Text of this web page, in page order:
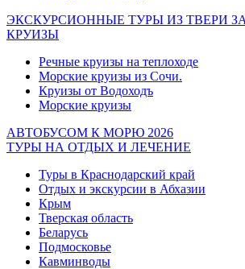
ЭКСКУРСИОННЫЕ ТУРЫ ИЗ ТВЕРИ
КРУИЗЫ
Речные круизы на теплоходе
Морские круизы из Сочи.
Круизы от Водоходъ
Морские круизы
АВТОБУСОМ К МОРЮ 2026
ТУРЫ НА ОТДЫХ И ЛЕЧЕНИЕ
Туры в Краснодарский край
Отдых и экскурсии в Абхазии
Крым
Тверская область
Беларусь
Подмосковье
Кавминводы